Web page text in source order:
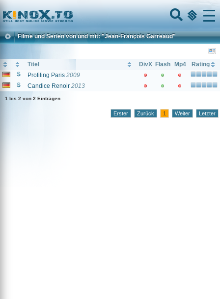
Home
Menu
Filme und Serien von und mit: "Jean-François Garreaud"
Titel DivX Flash Mp4
Rating
Profiling Paris 2009
Candice Renoir 2013
1 bis 2 von 2 Einträgen
Erster Zurück 1 Weiter Letzter